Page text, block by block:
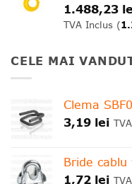
1.488,23
TVA Inclus (
CELE MAI
Clema
3,19 lei
Bride
1,72 lei